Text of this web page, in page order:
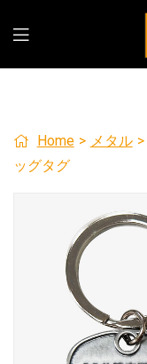
Home > メタル >
ッグタグ